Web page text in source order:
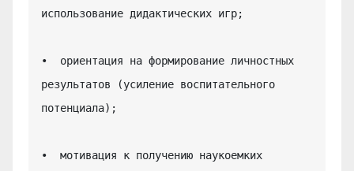
использование дидактических игр;
•  ориентация на формирование личностных
результатов (усиление воспитательного
потенциала);
•  мотивация к получению наукоемких